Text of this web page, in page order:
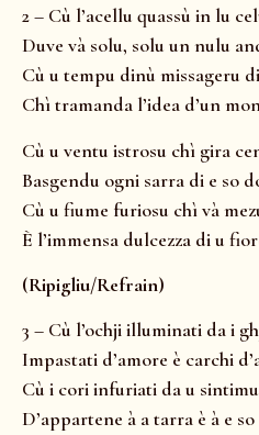
2 – Cù l’acellu quassù in lu
Duve và solu, solu un nulu
Cù u tempu dinù missageru
Chì tramanda l’idea d’un
Cù u ventu istrosu chì gira
Basgendu ogni sarra di e so
Cù u fiume furiosu chì và
È l’immensa dulcezza di u
(Ripigliu/Refrain)
3 – Cù l’ochji illuminati da i
Impastati d’amore è carchi
Cù i cori infuriati da u
D’appartene à a tarra è à e